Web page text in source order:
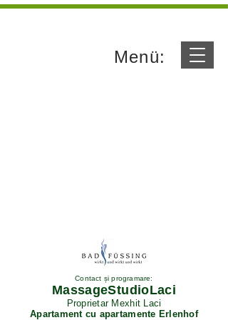
Menü:
Contact și programare:
MassageStudioLaci
Proprietar Mexhit Laci
Apartament cu apartamente Erlenhof